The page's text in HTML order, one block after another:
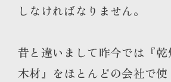
しなければなりません。
昔と違いまして昨今では『
木材』をほとんどの会社で使